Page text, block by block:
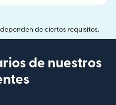
de ciertos requisitos.
de nuestros